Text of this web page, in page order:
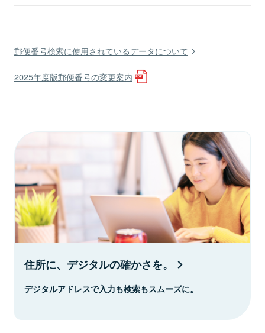
郵便番号検索に使用されているデータについて
2025年度版郵便番号の変更案内
住所に、デジタルの確かさを。
デジタルアドレスで入力も検索もスムーズに。